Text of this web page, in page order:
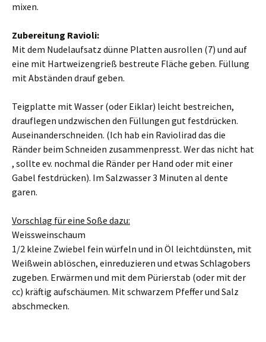
mixen.
Zubereitung Ravioli:
Mit dem Nudelaufsatz dünne Platten ausrollen (7) und auf
eine mit Hartweizengrieß bestreute Fläche geben. Füllung
mit Abständen drauf geben.
Teigplatte mit Wasser (oder Eiklar) leicht bestreichen,
drauflegen undzwischen den Füllungen gut festdrücken.
Auseinanderschneiden. (Ich hab ein Raviolirad das die
Ränder beim Schneiden zusammenpresst. Wer das nicht hat
, sollte ev. nochmal die Ränder per Hand oder mit einer
Gabel festdrücken). Im Salzwasser 3 Minuten al dente
garen.
Vorschlag für eine Soße dazu:
Weissweinschaum
1/2 kleine Zwiebel fein würfeln und in Öl leichtdünsten, mit
Weißwein ablöschen, einreduzieren und etwas Schlagobers
zugeben. Erwärmen und mit dem Pürierstab (oder mit der
cc) kräftig aufschäumen. Mit schwarzem Pfeffer und Salz
abschmecken.